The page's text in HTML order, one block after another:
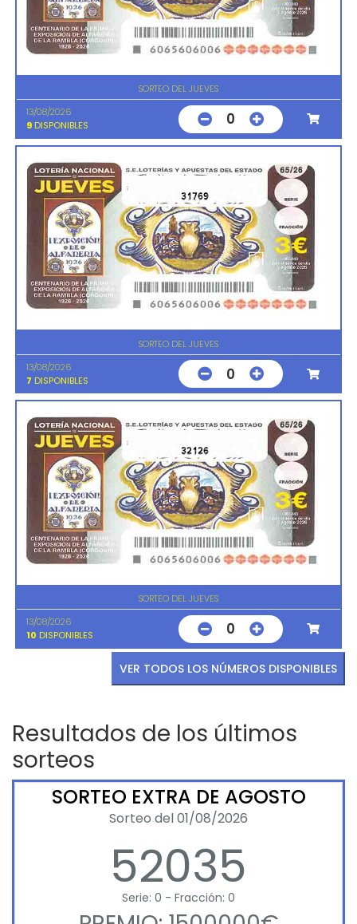
SORTEO DEL JUEVES
13/08/2026
9 DISPONIBLES 0
31769
SORTEO DEL JUEVES
13/08/2026
7 DISPONIBLES 0
32126
SORTEO DEL JUEVES
13/08/2026
10 DISPONIBLES 0
VER TODOS LOS NÚMEROS DISPONIBLES
Resultados de los últimos
sorteos
SORTEO EXTRA DE AGOSTO
Sorteo del 01/08/2026
52035
Serie: 0 - Fracción: 0